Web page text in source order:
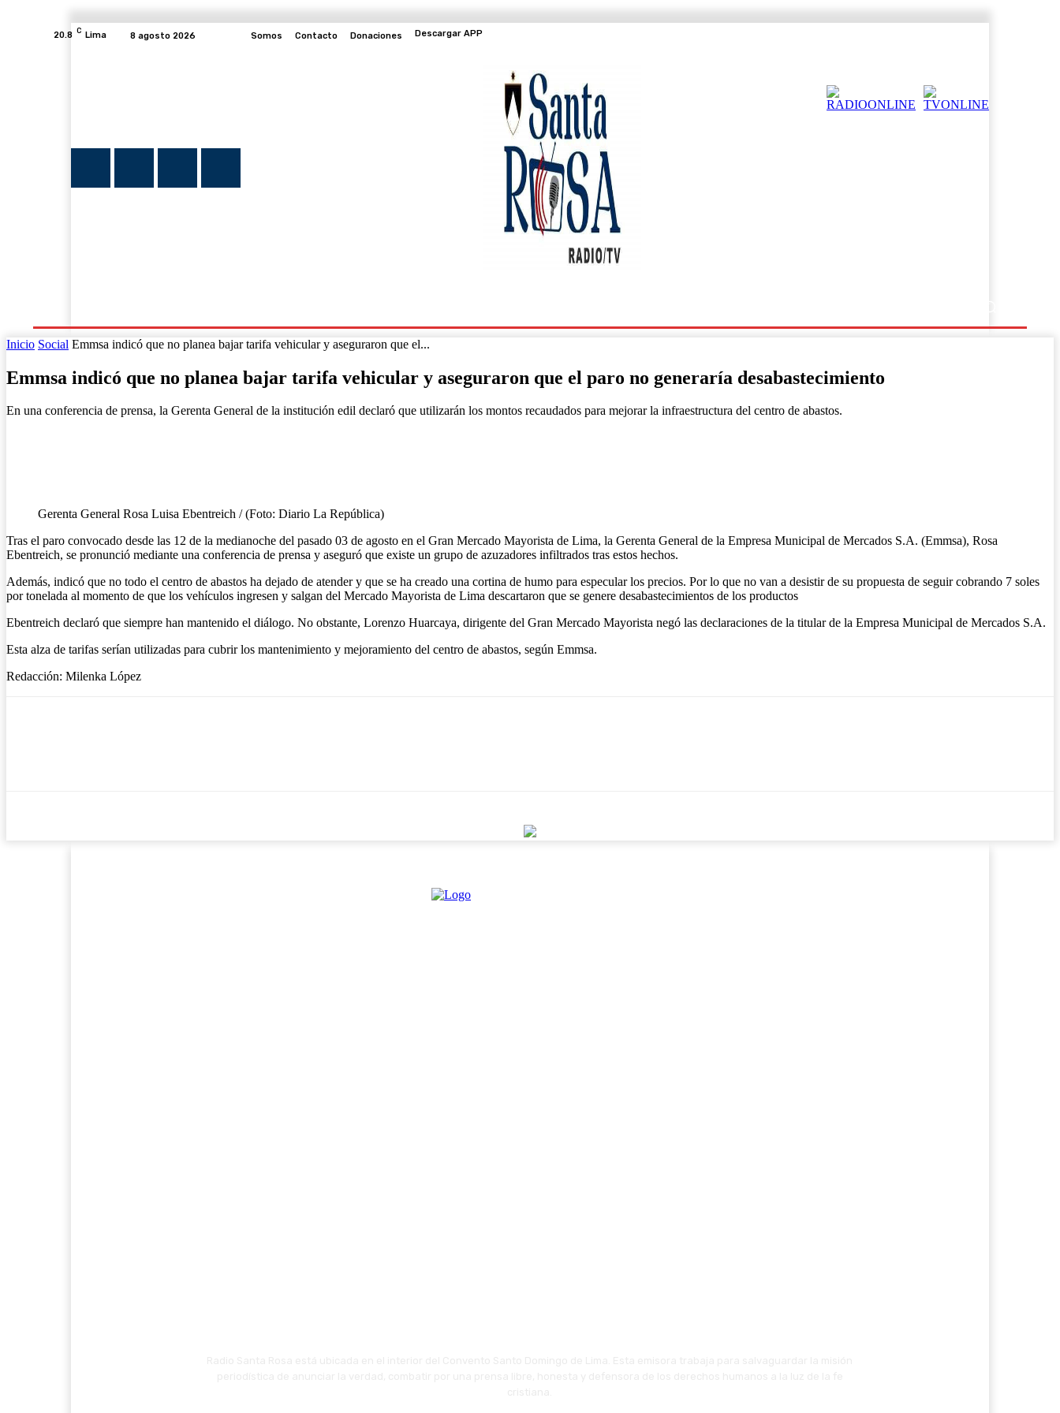
20.8 C Lima 8 agosto 2026 Somos Contacto Donaciones Descargar APP
Inicio Social Emmsa indicó que no planea bajar tarifa vehicular y aseguraron que el...
Emmsa indicó que no planea bajar tarifa vehicular y aseguraron que el paro no generaría desabastecimiento
En una conferencia de prensa, la Gerenta General de la institución edil declaró que utilizarán los montos recaudados para mejorar la infraestructura del centro de abastos.
Gerenta General Rosa Luisa Ebentreich / (Foto: Diario La República)
Tras el paro convocado desde las 12 de la medianoche del pasado 03 de agosto en el Gran Mercado Mayorista de Lima, la Gerenta General de la Empresa Municipal de Mercados S.A. (Emmsa), Rosa
Ebentreich, se pronunció mediante una conferencia de prensa y aseguró que existe un grupo de azuzadores infiltrados tras estos hechos.
Además, indicó que no todo el centro de abastos ha dejado de atender y que se ha creado una cortina de humo para especular los precios. Por lo que no van a desistir de su propuesta de seguir cobrando 7 soles
por tonelada al momento de que los vehículos ingresen y salgan del Mercado Mayorista de Lima descartaron que se genere desabastecimientos de los productos
Ebentreich declaró que siempre han mantenido el diálogo. No obstante, Lorenzo Huarcaya, dirigente del Gran Mercado Mayorista negó las declaraciones de la titular de la Empresa Municipal de Mercados S.A.
Esta alza de tarifas serían utilizadas para cubrir los mantenimiento y mejoramiento del centro de abastos, según Emmsa.
Redacción: Milenka López